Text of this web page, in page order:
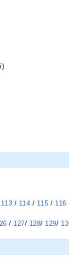
113 / 114 / 115 / 116
/ 127/ 128/ 129/ 13